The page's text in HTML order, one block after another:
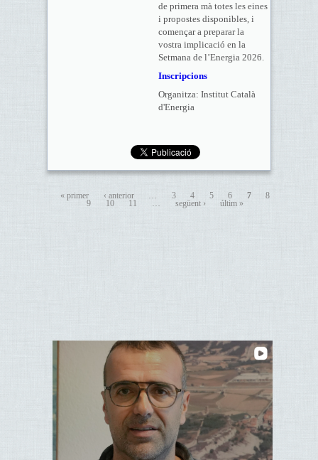
de primera mà totes les eines
i propostes disponibles, i
començar a preparar la
vostra implicació en la
Setmana de l’Energia 2026.
Inscripcions
Organitza: Institut Català
d'Energia
« primer ‹ anterior … 3 4 5 6 7
8
9
10 11 … següent › últim »